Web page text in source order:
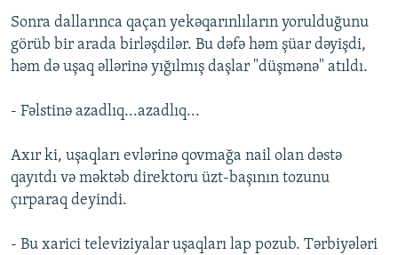
Sonra dallarınca qaçan yekəqarınlıların yorulduğunu
görüb bir arada birləşdilər. Bu dəfə həm şüar dəyişdi,
həm də uşaq əllərinə yığılmış daşlar "düşmənə" atıldı.
- Fəlstinə azadlıq...azadlıq...
Axır ki, uşaqları evlərinə qovmağa nail olan dəstə
qayıtdı və məktəb direktoru üzt-başının tozunu
çırparaq deyindi.
- Bu xarici televiziyalar uşaqları lap pozub. Tərbiyələri